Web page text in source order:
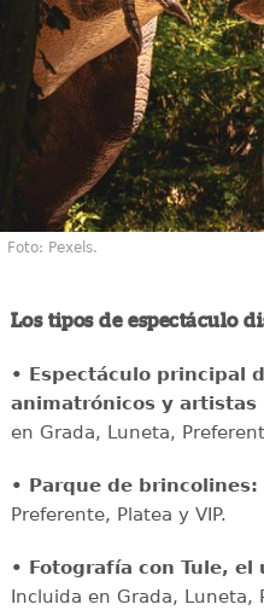
Foto: Pexels.
Los tipos de espectáculo
• Espectáculo principal
animatrónicos y artistas
en Grada, Luneta,
• Parque de brincolines:
Preferente, Platea y VIP.
• Fotografía con Tule,
Incluida en Grada, Luneta,